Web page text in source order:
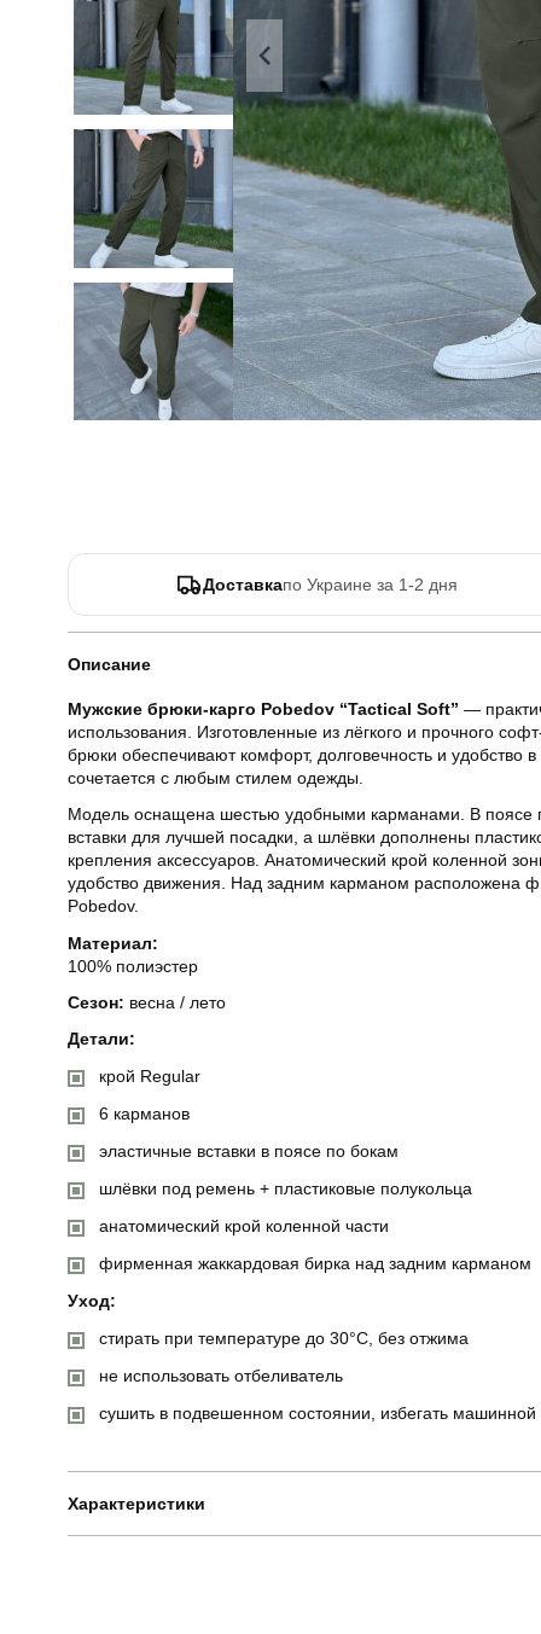
Доставкапо Украине за 1-2 дня
Описание
Мужские брюки-карго Pobedov “Tactical Soft” —
использования. Изготовленные из лёгкого и прочного
брюки обеспечивают комфорт, долговечность и удобство
сочетается с любым стилем одежды.
Модель оснащена шестью удобными карманами. В поясе
вставки для лучшей посадки, а шлёвки дополнены
крепления аксессуаров. Анатомический крой коленной
удобство движения. Над задним карманом расположена
Pobedov.
Материал:
100% полиэстер
Сезон: весна / лето
Детали:
крой Regular
6 карманов
эластичные вставки в поясе по бокам
шлёвки под ремень + пластиковые полукольца
анатомический крой коленной части
фирменная жаккардовая бирка над задним карманом
Уход:
стирать при температуре до 30°C, без отжима
не использовать отбеливатель
сушить в подвешенном состоянии, избегать машинной
Характеристики